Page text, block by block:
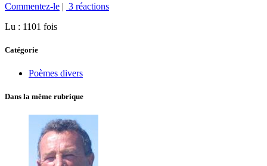
Commentez-le | 3 réactions
Lu : 1101 fois
Catégorie
Poèmes divers
Dans la même rubrique